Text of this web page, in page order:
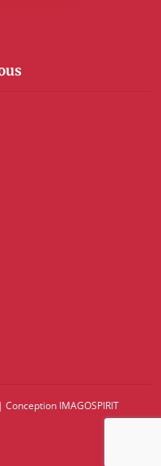
| Conception IMAGOSPIRIT